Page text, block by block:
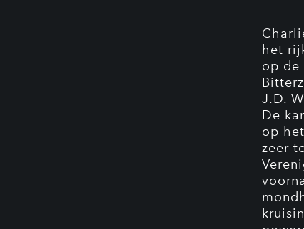
het
op de
J.D.
De
op
zeer